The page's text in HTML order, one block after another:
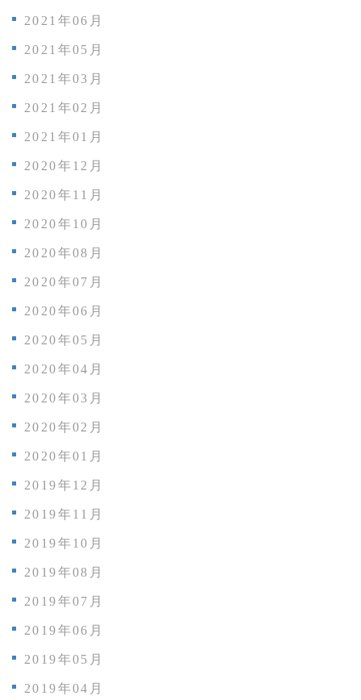
2021年06月
2021年05月
2021年03月
2021年02月
2021年01月
2020年12月
2020年11月
2020年10月
2020年08月
2020年07月
2020年06月
2020年05月
2020年04月
2020年03月
2020年02月
2020年01月
2019年12月
2019年11月
2019年10月
2019年08月
2019年07月
2019年06月
2019年05月
2019年04月